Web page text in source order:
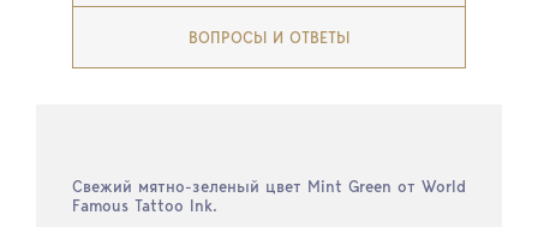
ВОПРОСЫ И ОТВЕТЫ
Свежий мятно-зеленый цвет Mint Green от World
Famous Tattoo Ink.